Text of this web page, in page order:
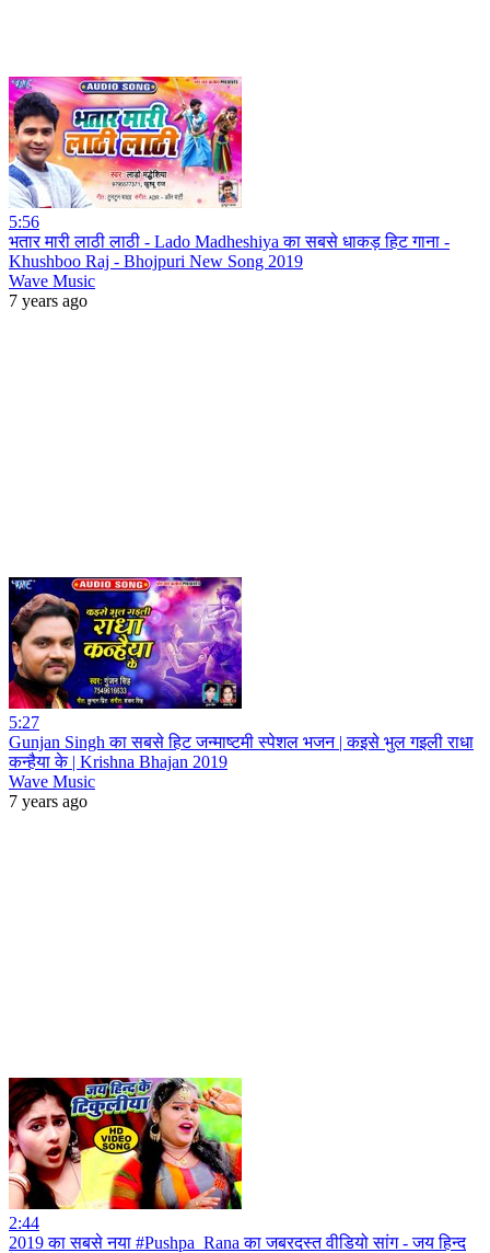
5:56
भतार मारी लाठी लाठी - Lado Madheshiya का सबसे धाकड़ हिट गाना -
Khushboo Raj - Bhojpuri New Song 2019
Wave Music
7 years ago
5:27
Gunjan Singh का सबसे हिट जन्माष्टमी स्पेशल भजन | कइसे भुल गइली राधा
कन्हैया के | Krishna Bhajan 2019
Wave Music
7 years ago
2:44
2019 का सबसे नया #Pushpa_Rana का जबरदस्त वीडियो सांग - जय हिन्द